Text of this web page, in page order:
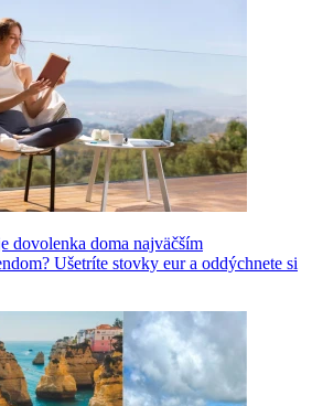
dovolenka doma najväčším
Ušetríte stovky eur a oddýchnete si